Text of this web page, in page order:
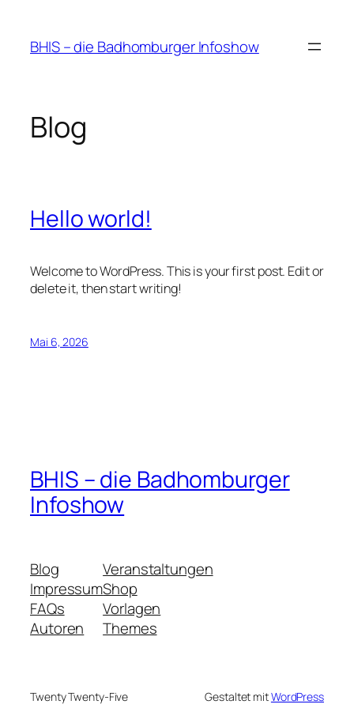
springen
BHIS – die Badhomburger Infoshow
Blog
Hello world!
Welcome to WordPress. This is your first post. Edit or
delete it, then start writing!
Mai 6, 2026
BHIS – die Badhomburger
Infoshow
Blog
Impressum
FAQs
Autoren
Veranstaltungen
Shop
Vorlagen
Themes
Twenty Twenty-Five Gestaltet mitWordPress